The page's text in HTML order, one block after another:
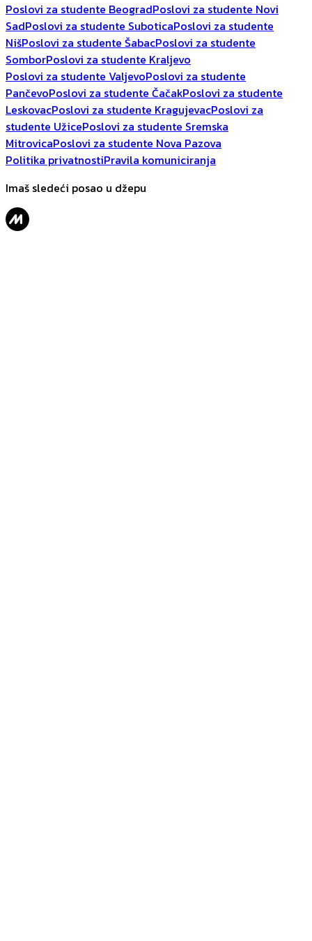
Poslovi za studente BeogradPoslovi za studente Novi
SadPoslovi za studente SuboticaPoslovi za studente
NišPoslovi za studente ŠabacPoslovi za studente
SomborPoslovi za studente Kraljevo
Poslovi za studente ValjevoPoslovi za studente
PančevoPoslovi za studente ČačakPoslovi za studente
LeskovacPoslovi za studente KragujevacPoslovi za
studente UžicePoslovi za studente Sremska
MitrovicaPoslovi za studente Nova Pazova
Politika privatnostiPravila komuniciranja
Imaš sledeći posao u džepu